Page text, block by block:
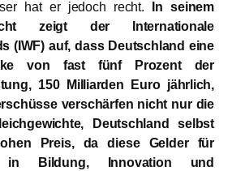
hat er jedoch recht.
In seinem
zeigt der Internationale
(IWF) auf, dass Deutschland eine
von fast fünf Prozent der
150 Milliarden Euro jährlich,
verschärfen nicht nur die
Deutschland selbst
Preis, da diese Gelder für
in Bildung, Innovation und